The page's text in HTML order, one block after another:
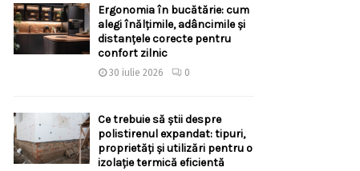
Ergonomia în bucătărie: cum
alegi înălțimile, adâncimile și
distanțele corecte pentru
confort zilnic
30 iulie 2026 0
Ce trebuie să știi despre
polistirenul expandat: tipuri,
proprietăți și utilizări pentru o
izolație termică eficientă